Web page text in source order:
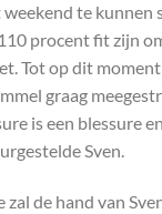
te kunnen
procent fit zijn
Tot op dit
graag
is een blessure
Sven.
zal de hand van